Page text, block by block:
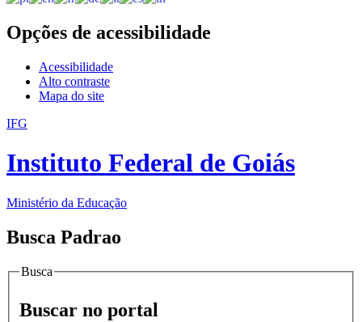
Opções de acessibilidade
Acessibilidade
Alto contraste
Mapa do site
IFG
Instituto Federal de Goiás
Ministério da Educação
Busca Padrao
Busca
Buscar no portal